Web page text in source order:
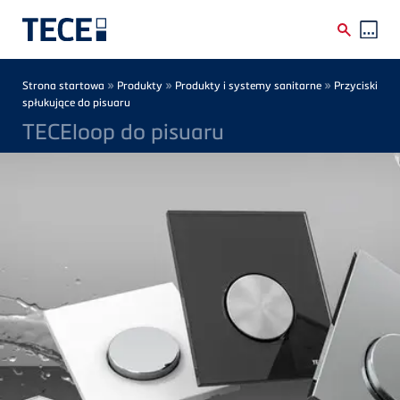
Breadcrumb
Strona startowa » Produkty » Produkty i systemy sanitarne » Przyciski
spłukujące do pisuaru
TECEloop do pisuaru